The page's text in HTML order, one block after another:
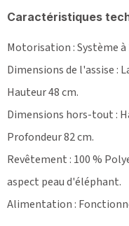
Caractéristiques
Motorisation : Système
Dimensions de l'assise :
Hauteur 48 cm.
Dimensions hors-tout :
Profondeur 82 cm.
Revêtement : 100 %
aspect peau d'éléphant.
Alimentation :